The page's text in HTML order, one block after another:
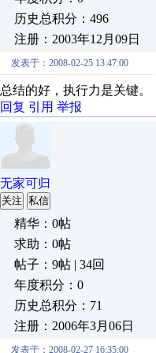
历史总积分：496
注册：2003年12月09日
发表于：2008-02-25 13:47:00
总结的好，执行力是关键。
回复 引用 举报
无家可归
关注 私信
精华：0帖
求助：0帖
帖子：9帖 | 34回
年度积分：0
历史总积分：71
注册：2006年3月06日
发表于：2008-02-27 16:35:00